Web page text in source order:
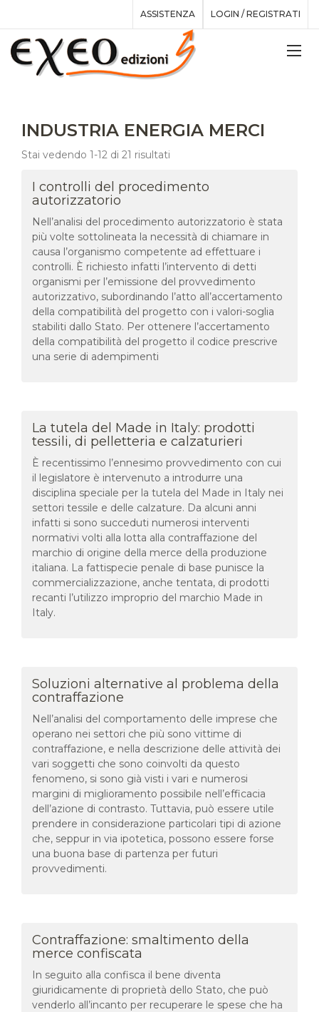
ASSISTENZA LOGIN / REGISTRATI
INDUSTRIA ENERGIA MERCI
Stai vedendo 1-12 di 21 risultati
I controlli del procedimento
autorizzatorio
Nell’analisi del procedimento autorizzatorio è stata
più volte sottolineata la necessità di chiamare in
causa l’organismo competente ad effettuare i
controlli. È richiesto infatti l’intervento di detti
organismi per l’emissione del provvedimento
autorizzativo, subordinando l’atto all’accertamento
della compatibilità del progetto con i valori-soglia
stabiliti dallo Stato. Per ottenere l’accertamento
della compatibilità del progetto il codice prescrive
una serie di adempimenti
La tutela del Made in Italy: prodotti
tessili, di pelletteria e calzaturieri
È recentissimo l’ennesimo provvedimento con cui
il legislatore è intervenuto a introdurre una
disciplina speciale per la tutela del Made in Italy nei
settori tessile e delle calzature. Da alcuni anni
infatti si sono succeduti numerosi interventi
normativi volti alla lotta alla contraffazione del
marchio di origine della merce della produzione
italiana. La fattispecie penale di base punisce la
commercializzazione, anche tentata, di prodotti
recanti l’utilizzo improprio del marchio Made in
Italy.
Soluzioni alternative al problema della
contraffazione
Nell’analisi del comportamento delle imprese che
operano nei settori che più sono vittime di
contraffazione, e nella descrizione delle attività dei
vari soggetti che sono coinvolti da questo
fenomeno, si sono già visti i vari e numerosi
margini di miglioramento possibile nell’efficacia
dell’azione di contrasto. Tuttavia, può essere utile
prendere in considerazione particolari tipi di azione
che, seppur in via ipotetica, possono essere forse
una buona base di partenza per futuri
provvedimenti.
Contraffazione: smaltimento della
merce confiscata
In seguito alla confisca il bene diventa
giuridicamente di proprietà dello Stato, che può
venderlo all’incanto per recuperare le spese che ha